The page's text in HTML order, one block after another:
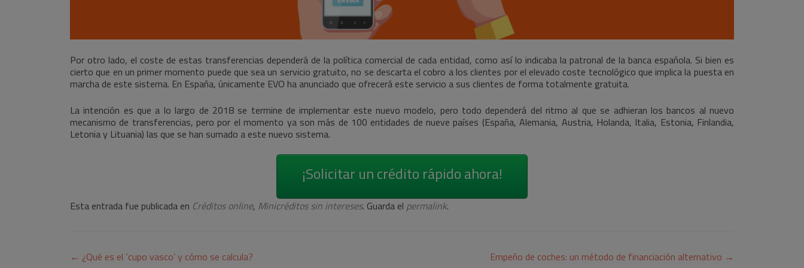
Por otro lado, el coste de estas transferencias dependerá de la política comercial de cada entidad, como así lo indicaba la patronal de la banca española. Si bien es
cierto que en un primer momento puede que sea un servicio gratuito, no se descarta el cobro a los clientes por el elevado coste tecnológico que implica la puesta en
marcha de este sistema. En España, únicamente EVO ha anunciado que ofrecerá este servicio a sus clientes de forma totalmente gratuita.
La intención es que a lo largo de 2018 se termine de implementar este nuevo modelo, pero todo dependerá del ritmo al que se adhieran los bancos al nuevo
mecanismo de transferencias, pero por el momento ya son más de 100 entidades de nueve países (España, Alemania, Austria, Holanda, Italia, Estonia, Finlandia,
Letonia y Lituania) las que se han sumado a este nuevo sistema.
¡Solicitar un crédito rápido ahora!
Esta entrada fue publicada en Créditos online, Minicréditos sin intereses. Guarda el permalink.
Navegación
← ¿Qué es el ‘cupo vasco’ y cómo se calcula? Empeño de coches: un método de financiación alternativo →